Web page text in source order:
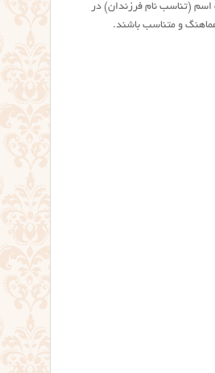
اسم (تناسب نام فرزندان) در
و متناسب باشند.